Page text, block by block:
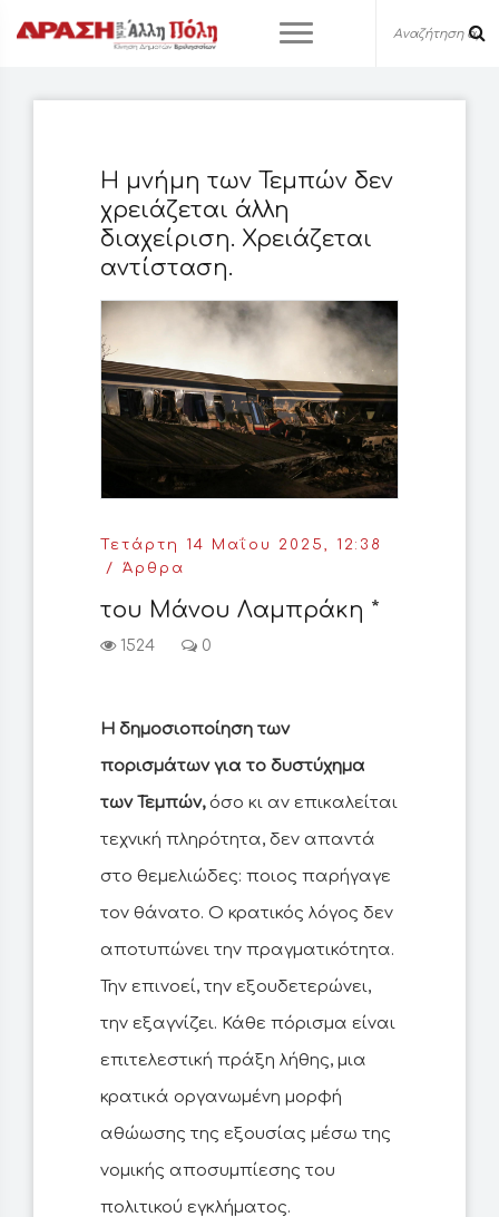
Η μνήμη των Τεμπών δεν
χρειάζεται άλλη
διαχείριση. Χρειάζεται
αντίσταση.
Τετάρτη 14 Μαΐου 2025, 12:38
Άρθρα
του Μάνου Λαμπράκη *
1524 0
Η δημοσιοποίηση των
πορισμάτων για το δυστύχημα
των Τεμπών,όσο κι αν επικαλείται
τεχνική πληρότητα, δεν απαντά
στο θεμελιώδες: ποιος παρήγαγε
τον θάνατο. Ο κρατικός λόγος δεν
αποτυπώνει την πραγματικότητα.
Την επινοεί, την εξουδετερώνει,
την εξαγνίζει. Κάθε πόρισμα είναι
επιτελεστική πράξη λήθης, μια
κρατικά οργανωμένη μορφή
αθώωσης της εξουσίας μέσω της
νομικής αποσυμπίεσης του
πολιτικού εγκλήματος.